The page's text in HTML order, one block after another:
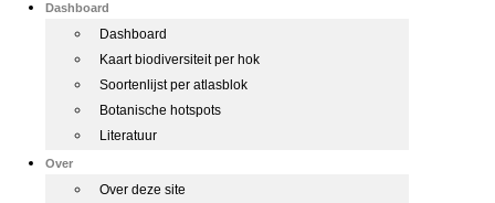
Dashboard
Dashboard
Kaart biodiversiteit per hok
Soortenlijst per atlasblok
Botanische hotspots
Literatuur
Over
Over deze site